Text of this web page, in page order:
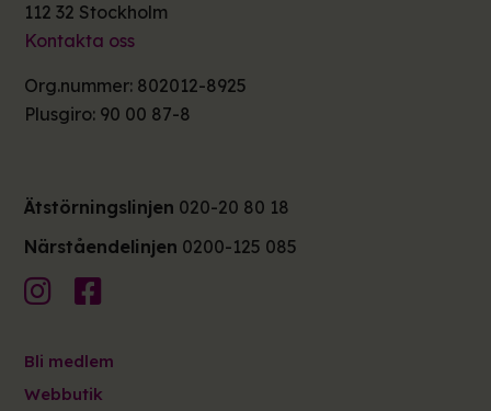
112 32 Stockholm
Kontakta oss
Org.nummer: 802012-8925
Plusgiro: 90 00 87-8
Ätstörningslinjen 020-20 80 18
Närståendelinjen 0200-125 085
Bli medlem
Webbutik